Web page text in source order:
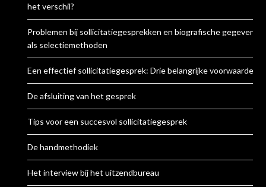
het verschil?
Problemen bij sollicitatiegesprekken en biografische gegevens
als selectiemethoden
Een effectief sollicitatiegesprek: Drie belangrijke voorwaarden
De afsluiting van het gesprek
Tips voor een succesvol sollicitatiegesprek
De handmethodiek
Het interview bij het uitzendbureau